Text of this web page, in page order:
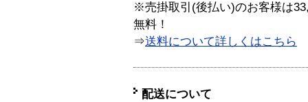
※売掛取引(後払い)のお客様は
無料！
⇒送料について詳しくはこちら
配送について